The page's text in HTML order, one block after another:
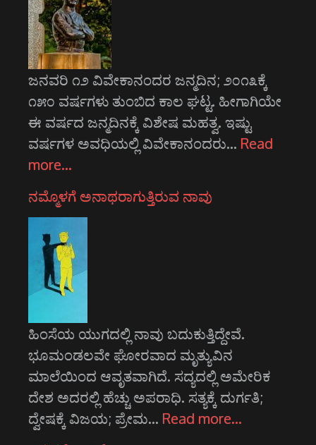
ಜನವರಿ ೧೨ ವಿವೇಕಾನಂದರ ಜನ್ಮದಿನ; ೨೦೧೩ಕ್ಕೆ
೧೫೦ ವರ್ಷಗಳು ತುಂಬಿದ ಕಾಲ ಘಟ್ಟ. ಹೀಗಾಗಿಯೇ
ಈ ವರ್ಷದ ಜನ್ಮದಿನಕ್ಕೆ ವಿಶೇಷ ಮಹತ್ವ. ಇಷ್ಟು
ವರ್ಷಗಳ ಅವಧಿಯಲ್ಲಿ ವಿವೇಕಾನಂದರು… Read
more…
ನಮ್ಮೊಳಗೆ ಅನಾಥರಾಗುತ್ತಿರುವ ನಾವು
ಹಿಂಸೆಯ ಯುಗದಲ್ಲಿ ನಾವು ಬದುಕುತ್ತಿದ್ದೇವೆ.
ಭೂಮಂಡಲವೇ ಘೋರವಾದ ಮೃತ್ಯುವಿನ
ಮಾಲೆಯಿಂದ ಆವೃತವಾಗಿದೆ. ಸದ್ಯದಲ್ಲಿ ಅಮೇರಿಕ
ದೇಶ ಅದರಲ್ಲಿ ಹೆಚ್ಚು ಅಪರಾಧಿ. ಸತ್ಯಕ್ಕೆ ದುರ್ಗತಿ;
ದ್ವೇಷಕ್ಕೆ ವಿಜಯ; ಪ್ರೇಮ… Read more…